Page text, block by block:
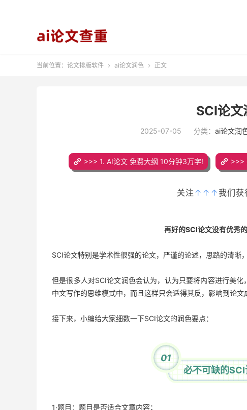
当前位置： 论文排版软件  ai论文润色  正文
SCI论文
2025-07-05 分类： ai论文润
>>> 1. AI论文 免费大纲 10分钟3万字! >>>
关注 ↑↑↑我们获
再好的SCI论文没有优秀
SCI论文特别是学术性很强的论文，严谨的论述，思路的清晰
但是很多人对SCI论文润色会认为，认为只要将内容进行美
中文写作的思维模式中，而且这样只会适得其反，影响到论文
接下来，小编给大家细数一下SCI论文的润色要点：
01
必不可缺的
1·题目：题目是否适合文章内容；